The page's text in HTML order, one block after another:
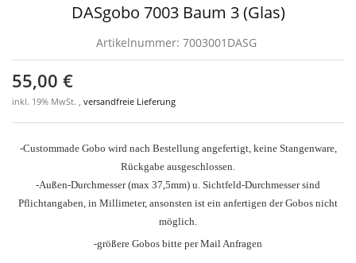
DASgobo 7003 Baum 3 (Glas)
Artikelnummer: 7003001DASG
55,00 €
inkl. 19% MwSt. , versandfreie Lieferung
-Custommade Gobo wird nach Bestellung angefertigt, keine Stangenware,
Rückgabe ausgeschlossen.
-Außen-Durchmesser(max 37,5mm) u. Sichtfeld-Durchmesser sind
Pflichtangaben, in Millimeter, ansonsten ist ein anfertigen der Gobos nicht
möglich.
-größere Gobos bitte per Mail Anfragen